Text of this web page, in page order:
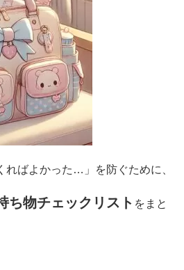
ればよかった…」を防ぐために、
ち物チェックリスト をまと